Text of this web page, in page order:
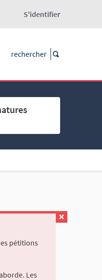
S'identifier
pétitions
Les